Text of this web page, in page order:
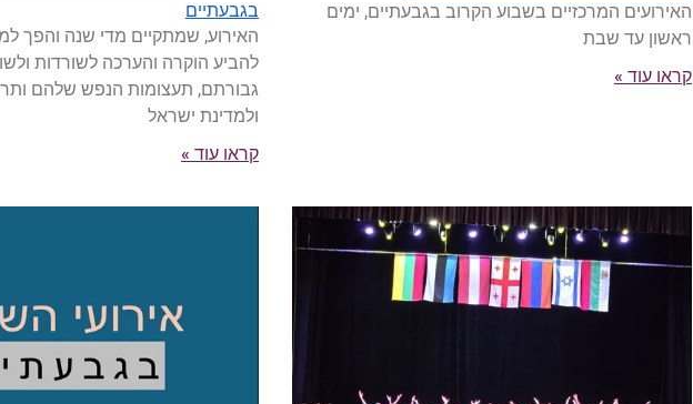
האירועים המרכזיים בשבוע הקרוב בגבעתיים, ימים
ראשון עד שבת
קראו עוד »
בגבעתיים
האירוע, שמתקיים מדי שנה והפך
להביע הוקרה והערכה לשורדות
גבורתם, תעצומות הנפש שלהם
ולמדינת ישראל
קראו עוד »